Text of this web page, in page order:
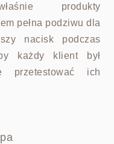
produkty
pełna podziwu dla
nacisk podczas
każdy klient był
przetestować ich